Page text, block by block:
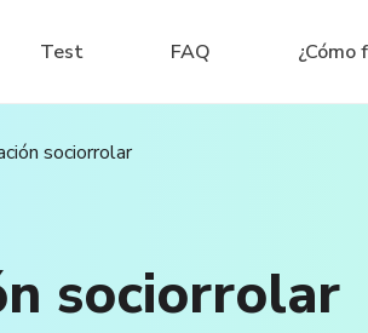
Test FAQ ¿Cómo
sociorrolar
sociorrolar